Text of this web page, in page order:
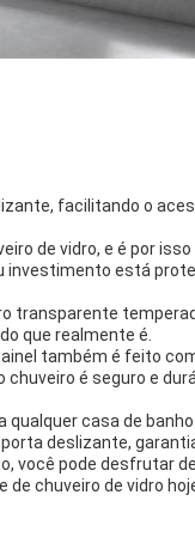
facilitando o
de vidro, e é por
investimento está
transparente
que realmente é.
também é feito
é seguro e
casa de
deslizante,
você pode desfrutar
chuveiro de vidro